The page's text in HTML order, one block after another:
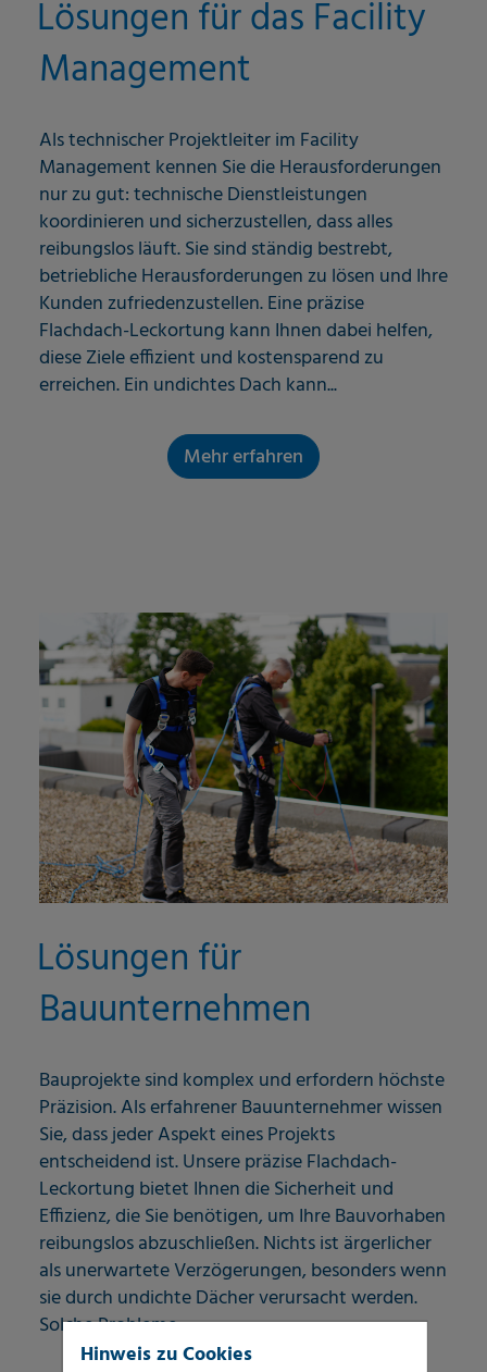
Lösungen für das Facility
Management
Als technischer Projektleiter im Facility
Management kennen Sie die Herausforderungen
nur zu gut: technische Dienstleistungen
koordinieren und sicherzustellen, dass alles
reibungslos läuft. Sie sind ständig bestrebt,
betriebliche Herausforderungen zu lösen und Ihre
Kunden zufriedenzustellen. Eine präzise
Flachdach-Leckortung kann Ihnen dabei helfen,
diese Ziele effizient und kostensparend zu
erreichen. Ein undichtes Dach kann...
Mehr erfahren
Lösungen für
Bauunternehmen
Bauprojekte sind komplex und erfordern höchste
Präzision. Als erfahrener Bauunternehmer wissen
Sie, dass jeder Aspekt eines Projekts
entscheidend ist. Unsere präzise Flachdach-
Leckortung bietet Ihnen die Sicherheit und
Effizienz, die Sie benötigen, um Ihre Bauvorhaben
reibungslos abzuschließen. Nichts ist ärgerlicher
als unerwartete Verzögerungen, besonders wenn
sie durch undichte Dächer verursacht werden.
Solche Probleme...
Hinweis zu Cookies